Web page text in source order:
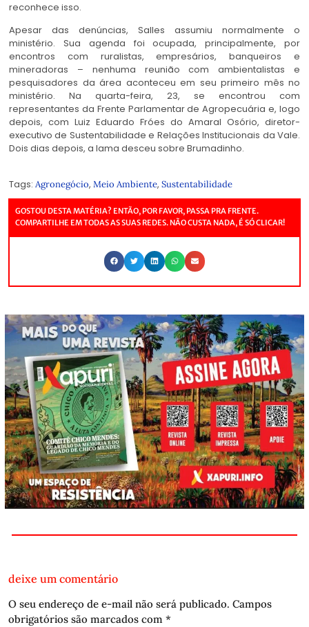
reconhece isso.
Apesar das denúncias, Salles assumiu normalmente o
ministério. Sua agenda foi ocupada, principalmente, por
encontros com ruralistas, empresários, banqueiros e
mineradoras – nenhuma reunião com ambientalistas e
pesquisadores da área aconteceu em seu primeiro mês no
ministério. Na quarta-feira, 23, se encontrou com
representantes da Frente Parlamentar de Agropecuária e, logo
depois, com Luiz Eduardo Fróes do Amaral Osório, diretor-
executivo de Sustentabilidade e Relações Institucionais da Vale.
Dois dias depois, a lama desceu sobre Brumadinho.
Tags: Agronegócio, Meio Ambiente, Sustentabilidade
GOSTOU DESTA MATÉRIA? ENTÃO, POR FAVOR, PASSA PRA FRENTE.
COMPARTILHE EM TODAS AS SUAS REDES. NÃO CUSTA NADA, É SÓ CLICAR!
deixe um comentário
O seu endereço de e-mail não será publicado. Campos
obrigatórios são marcados com *